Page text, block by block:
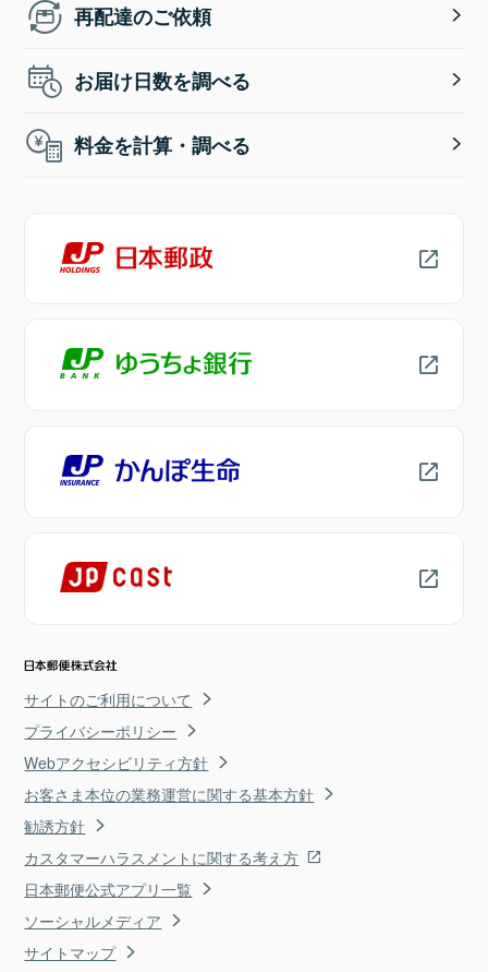
再配達のご依頼
お届け日数を調べる
料金を計算・調べる
サイトのご利用について
プライバシーポリシー
Webアクセシビリティ方針
お客さま本位の業務運営に関する基本方針
勧誘方針
カスタマーハラスメントに関する考え方
日本郵便公式アプリ一覧
ソーシャルメディア
サイトマップ